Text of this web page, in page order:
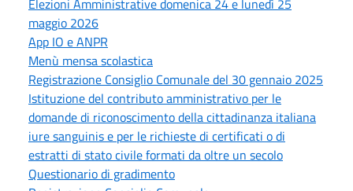
Elezioni Amministrative domenica 24 e lunedì 25
maggio 2026
App IO e ANPR
Menù mensa scolastica
Registrazione Consiglio Comunale del 30 gennaio 2025
Istituzione del contributo amministrativo per le
domande di riconoscimento della cittadinanza italiana
iure sanguinis e per le richieste di certificati o di
estratti di stato civile formati da oltre un secolo
Questionario di gradimento